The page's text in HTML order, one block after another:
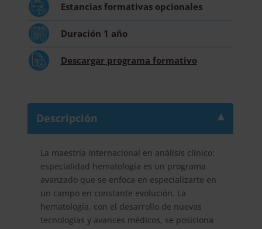
de
Haya
Estancias formativas opcionales
Duración 1 año
Descargar programa formativo
Descripción
La maestría internacional en análisis clínico:
especialidad hematología es un programa
avanzado que se enfoca en especializarte en
un campo en constante evolución. La
hematología, con el desarrollo de nuevas
tecnologías y avances médicos, se posiciona